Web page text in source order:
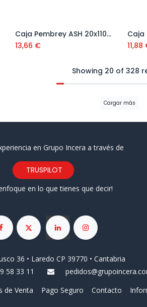
Añadir al carrito
Caja Pembrey ASH 20x110 (1,32 m2)
13,66 €
11,88
Showing 20 of 328
Cargar más
en Grupo Incera a través de
TRUSPILOT
en lo que tienes que decir!
36 • Laredo CP 39770 • Cantabria
58 33 11
de Venta Pago Seguro Contacto